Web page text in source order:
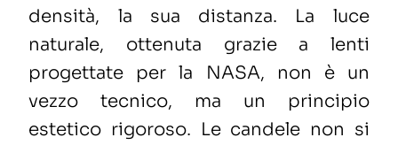
densità, la sua distanza. La luce
naturale, ottenuta grazie a lenti
progettate per la NASA, non è un
vezzo tecnico, ma un principio
estetico rigoroso. Le candele non si